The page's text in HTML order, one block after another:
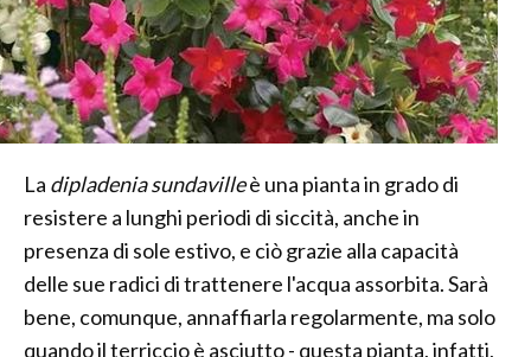
La dipladenia sundavilleè una pianta in grado di
resistere a lunghi periodi di siccità, anche in
presenza di sole estivo, e ciò grazie alla capacità
delle sue radici di trattenere l'acqua assorbita. Sarà
bene, comunque, annaffiarla regolarmente, ma solo
quando il terriccio è asciutto - questa pianta, infatti,